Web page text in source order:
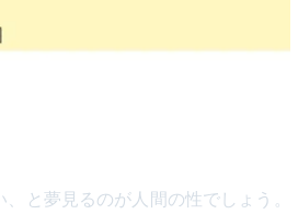
と夢見るのが人間の性でしょう。